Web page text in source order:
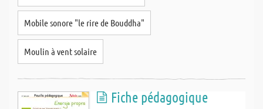
Mobile sonore "le rire de Bouddha"
Moulin à vent solaire
Fiche pédagogique